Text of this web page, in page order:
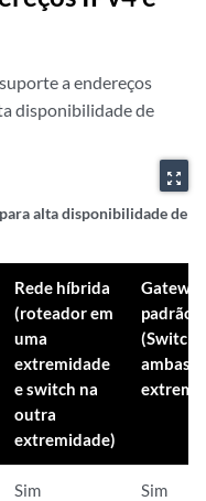
a endereços
disponibilidade de
zoom_out_map
alta disponibilidade de
Rede híbrida
(roteador em
uma
extremidade
e switch na
outra
extremidade)
padrão
ambas
Sim Sim